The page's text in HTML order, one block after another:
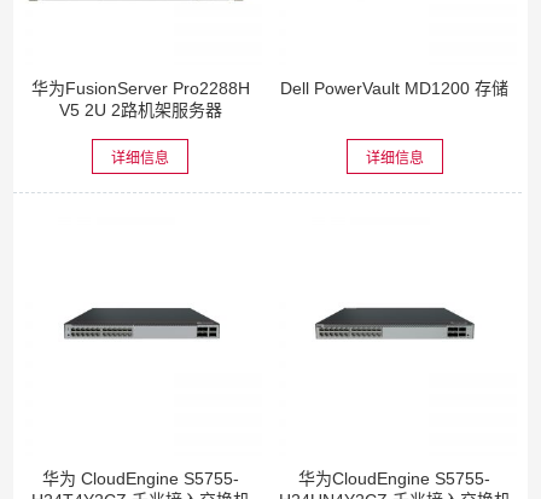
华为FusionServer Pro2288H
V5 2U 2路机架服务器
详细信息
Dell PowerVault MD1200 存储
详细信息
华为 CloudEngine S5755-
华为CloudEngine S5755-